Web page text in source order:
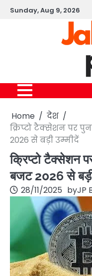
SkipSunday, Aug 9, 2026
Home
देश
क्रिप्टो टैक्सेशन पर
2026 से बड़ी उम्मीदें
क्रिप्टो टैक्सेशन
बजट 2026 से
28/11/2025 byJP